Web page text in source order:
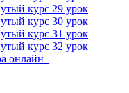
курс 29 урок
курс 30 урок
курс 31 урок
курс 32 урок
онлайн_